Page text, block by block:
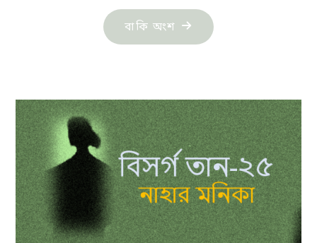
বাকি অংশ "ললিতা:
ভ্লাদিমির